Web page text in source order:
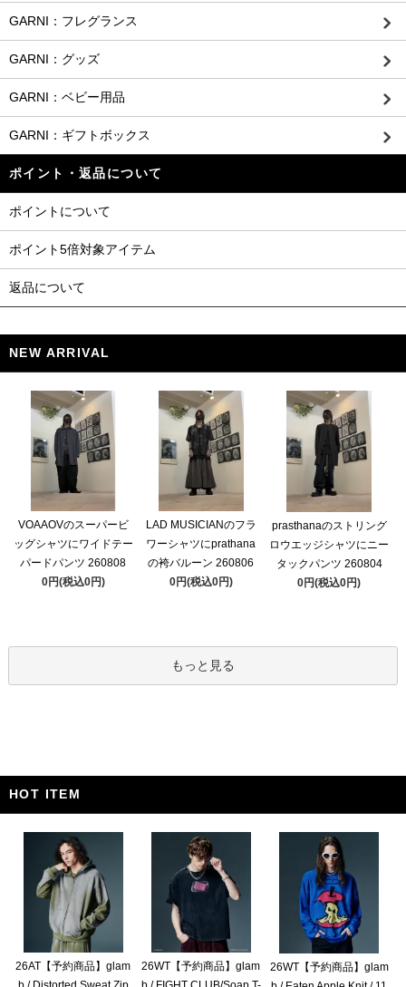
GARNI：フレグランス
GARNI：グッズ
GARNI：ベビー用品
GARNI：ギフトボックス
ポイント・返品について
ポイントについて
ポイント5倍対象アイテム
返品について
NEW ARRIVAL
VOAAOVのスーパービ
ッグシャツにワイドテー
パードパンツ 260808
0円(税込0円)
LAD MUSICIANのフラ
ワーシャツにprathana
の袴バルーン 260806
0円(税込0円)
prasthanaのストリング
ロウエッジシャツにニー
タックパンツ 260804
0円(税込0円)
もっと見る
HOT ITEM
26AT【予約商品】glam
26WT【予約商品】glam
26WT【予約商品】glam